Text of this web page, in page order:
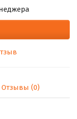
Отзывы (0)